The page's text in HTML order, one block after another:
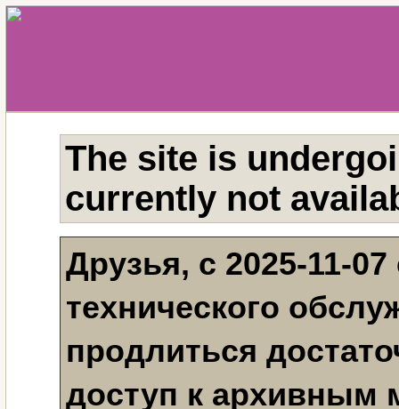
The site is
currently not
Друзья, с 2025-11-
технического
продлиться
доступ к архивным